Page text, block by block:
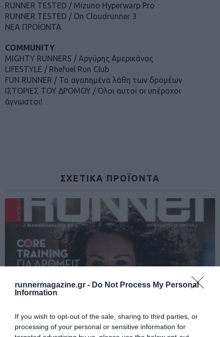
runnermagazine.gr - Do Not Process My Personal
Information
If you wish to opt-out of the sale, sharing to third parties, or
processing of your personal or sensitive information for
RUNNER TESTED / Mizuno Hyperwarp Pro
RUNNER TESTED / On Cloudrunner 3
ΝΕΑ ΠΡΟΪΟΝΤΑ
COMMUNITY
MIGHTY RUNNERS / Αργύρης Αμερικάνος
LIFESTYLE / Rhefuel Run Club
FUN RUNNER / Τα αγαπημένα λάθη των δρομέων
ΙΣΤΟΡΙΕΣ ΤΟΥ ΔΡΟΜΟΥ / Όλοι αυτοί οι υπέροχοι
άγνωστοι!
ΣΧΕΤΙΚΆ ΠΡΟΪΌΝΤΑ